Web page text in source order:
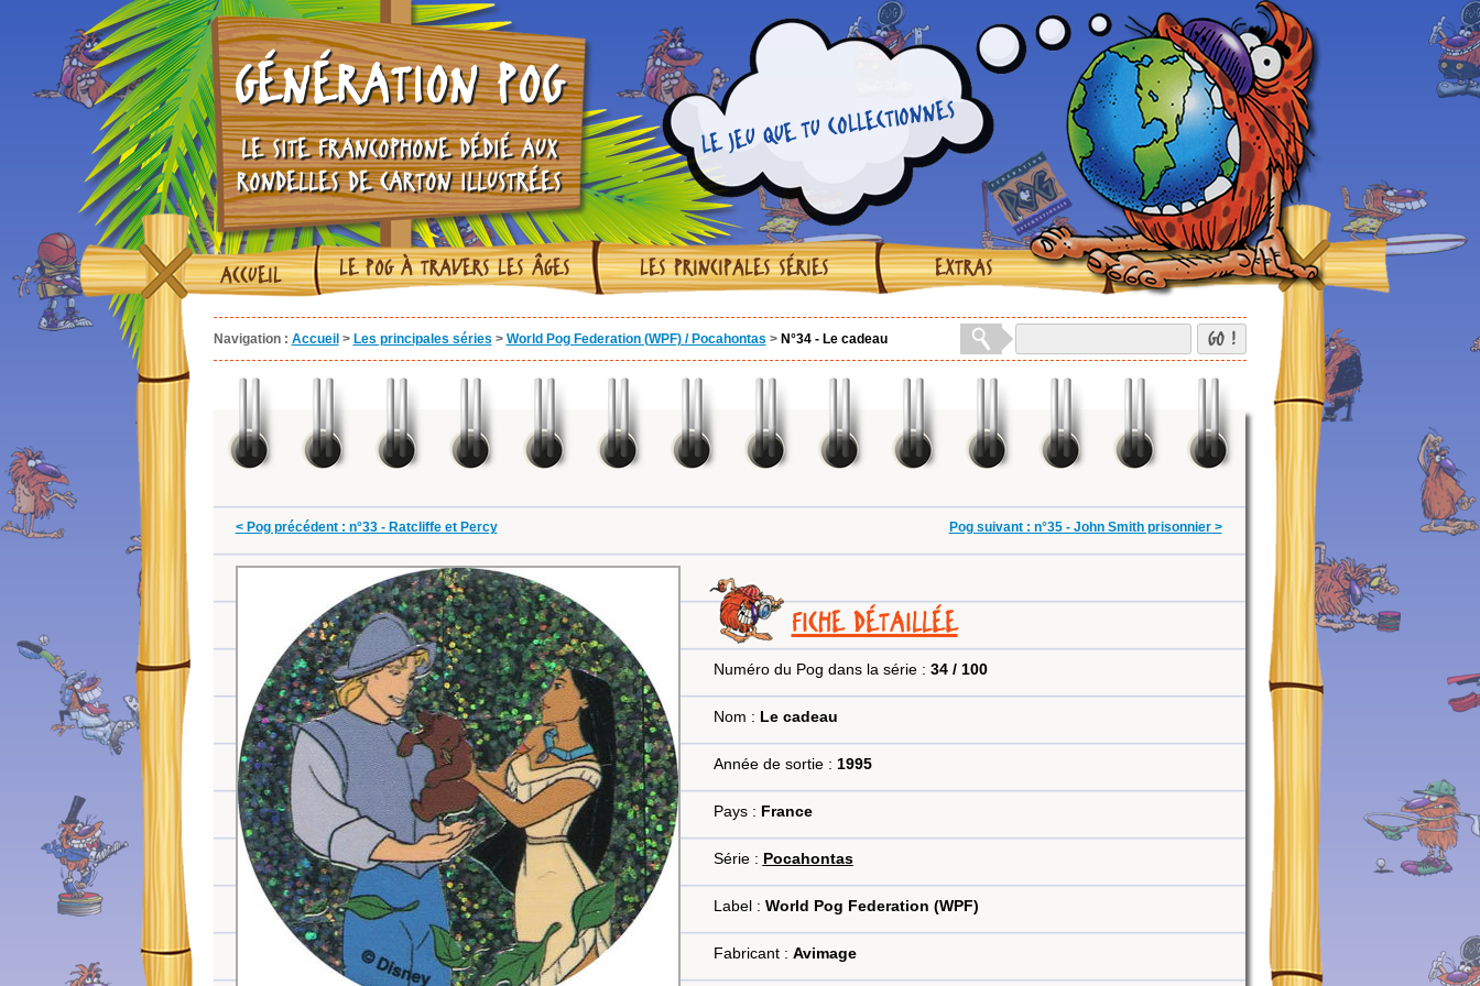
GÉNÉRATION POG
LE SITE FRANCOPHONE DÉDIÉ AUX
RONDELLES DE CARTON ILLUSTRÉES
LE JEU QUE TU COLLECTIONNES
ACCUEIL LE POG À TRAVERS LES ÂGES LES PRINCIPALES SÉRIES EXTRAS
Navigation : Accueil > Les principales séries > World Pog Federation (WPF) / Pocahontas > N°34 - Le cadeau GO !
< Pog précédent : n°33 - Ratcliffe et Percy Pog suivant : n°35 - John Smith prisonnier >
FICHE DÉTAILLÉE
Numéro du Pog dans la série : 34 / 100
Nom : Le cadeau
Année de sortie : 1995
Pays : France
Série : Pocahontas
Label : World Pog Federation (WPF)
Fabricant : Avimage